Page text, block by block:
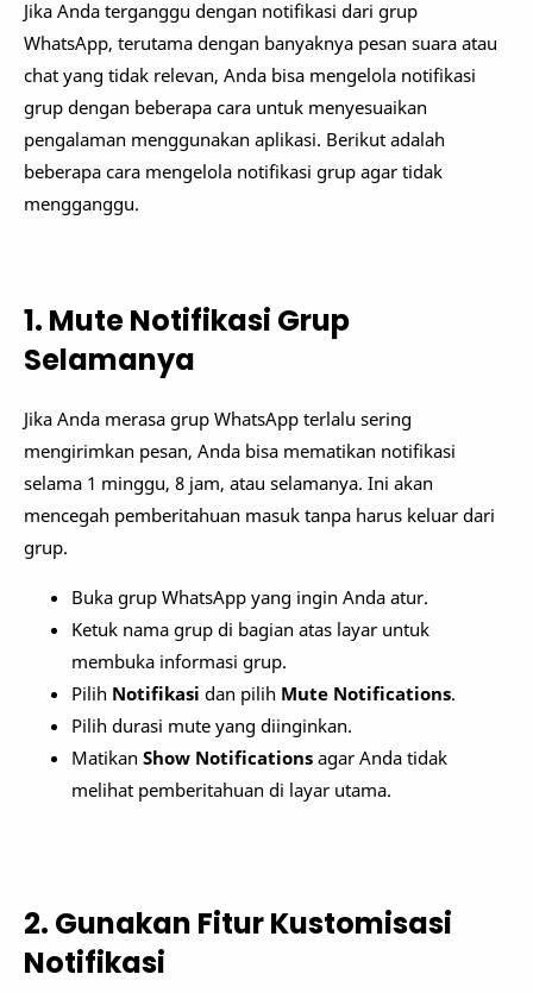
Jika Anda terganggu dengan notifikasi dari grup
WhatsApp, terutama dengan banyaknya pesan suara atau
chat yang tidak relevan, Anda bisa mengelola notifikasi
grup dengan beberapa cara untuk menyesuaikan
pengalaman menggunakan aplikasi. Berikut adalah
beberapa cara mengelola notifikasi grup agar tidak
mengganggu.
1. Mute Notifikasi Grup
Selamanya
Jika Anda merasa grup WhatsApp terlalu sering
mengirimkan pesan, Anda bisa mematikan notifikasi
selama 1 minggu, 8 jam, atau selamanya. Ini akan
mencegah pemberitahuan masuk tanpa harus keluar dari
grup.
Buka grup WhatsApp yang ingin Anda atur.
Ketuk nama grup di bagian atas layar untuk
membuka informasi grup.
Pilih Notifikasi dan pilih Mute Notifications.
Pilih durasi mute yang diinginkan.
Matikan Show Notifications agar Anda tidak
melihat pemberitahuan di layar utama.
2. Gunakan Fitur Kustomisasi
Notifikasi